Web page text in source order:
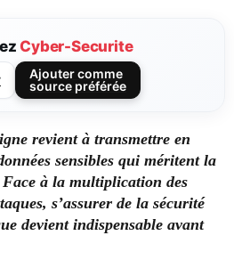
Cyber-Securite
Ajouter comme
source préférée
revient à transmettre en
sensibles qui méritent la
à la multiplication des
s’assurer de la sécurité
devient indispensable avant